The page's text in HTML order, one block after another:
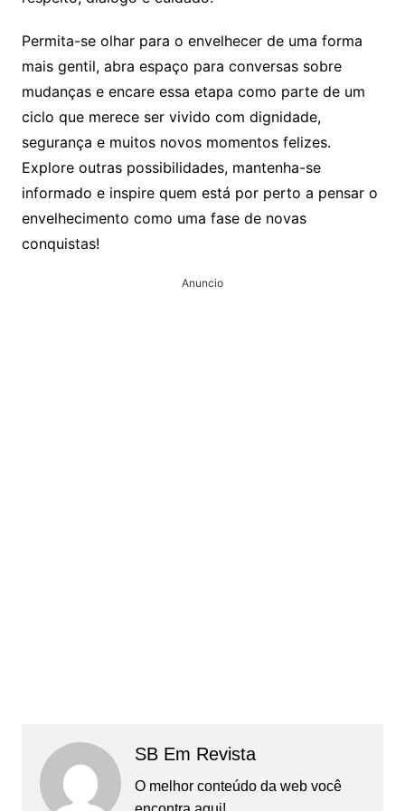
Permita-se olhar para o envelhecer de uma forma
mais gentil, abra espaço para conversas sobre
mudanças e encare essa etapa como parte de um
ciclo que merece ser vivido com dignidade,
segurança e muitos novos momentos felizes.
Explore outras possibilidades, mantenha-se
informado e inspire quem está por perto a pensar o
envelhecimento como uma fase de novas
conquistas!
Anuncio
SB Em Revista
O melhor conteúdo da web você